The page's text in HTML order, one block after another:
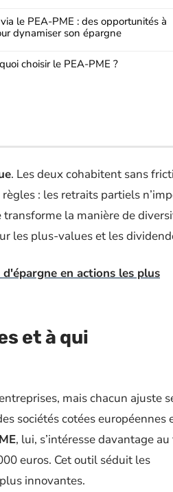
le PEA-PME : des opportunités à
dynamiser son épargne
choisir le PEA-PME ?
. Les deux cohabitent sans
: les retraits partiels
la manière de
les plus-values et les
en actions les plus
et à qui
mais chacun ajuste
sociétés cotées européennes
, lui, s’intéresse davantage
euros. Cet outil séduit les
innovantes.